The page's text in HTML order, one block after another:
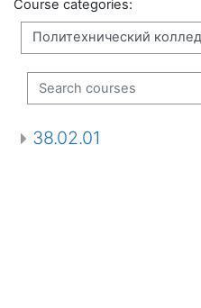
Course categories:
Search courses
38.02.01